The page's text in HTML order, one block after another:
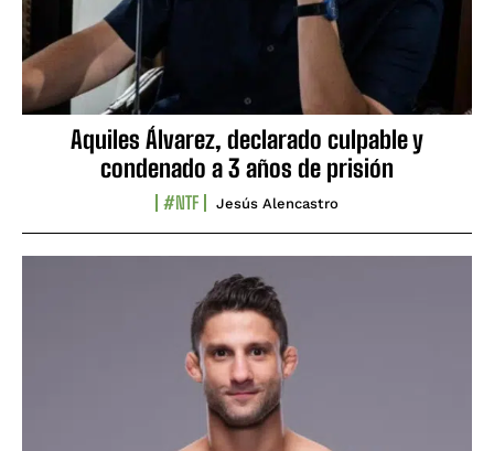
Aquiles Álvarez, declarado culpable y
condenado a 3 años de prisión
#NTF Jesús Alencastro